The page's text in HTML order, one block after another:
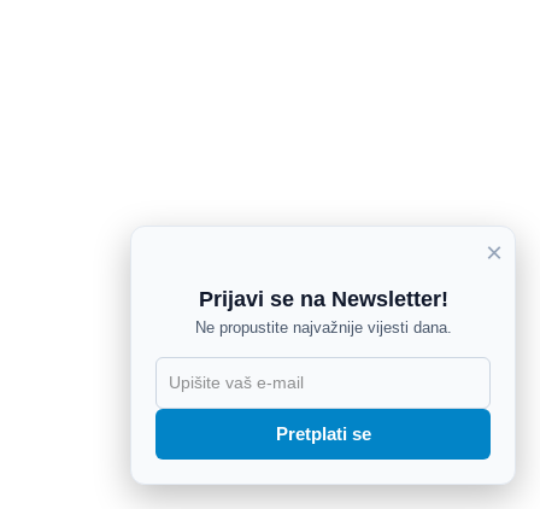
×
Prijavi se na Newsletter!
Ne propustite najvažnije vijesti dana.
Pretplati se